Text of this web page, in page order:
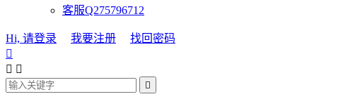
客服Q275796712
Hi, 请登录 我要注册
找回密码

 
